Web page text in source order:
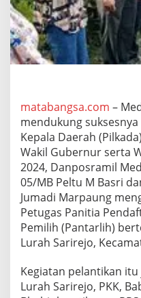
o
n
a
H
a
r
i
P
e
l
a
n
k
a
n
t
u
matabangsa.com –
mendukung
Kepala Daerah
Wakil Gubernur serta
2024, Danposramil
05/MB Peltu M Basri
Jumadi Marpaung
Petugas Panitia
Pemilih (Pantarlih)
Lurah Sarirejo,
Kegiatan pelantikan
Lurah Sarirejo, PKK,